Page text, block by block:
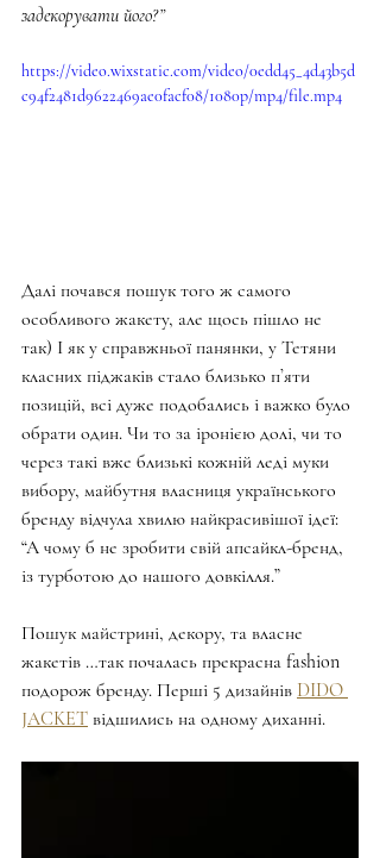
задекорувати його?”
https://video.wixstatic.com/video/0edd45_4d43b5d
c94f2481d9622469ae0facf08/1080p/mp4/file.mp4
Далі почався пошук того ж самого
особливого жакету, але щось пішло не
так) І як у справжньої панянки, у Тетяни
класних піджаків стало близько пʼяти
позицій, всі дуже подобались і важко було
обрати один. Чи то за іронією долі, чи то
через такі вже близькі кожній леді муки
вибору, майбутня власниця українського
бренду відчула хвилю найкрасивішої ідеї:
“А чому б не зробити свій апсайкл-бренд,
із турботою до нашого довкілля.”
Пошук майстрині, декору, та власне
жакетів …так почалась прекрасна fashion
подорож бренду. Перші 5 дизайнів DIDO
JACKET відшились на одному диханні.